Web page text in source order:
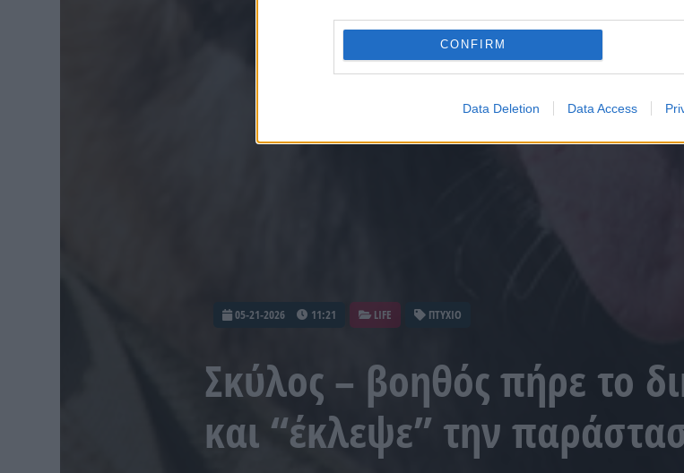
CONFIRM
Data Deletion Data Access
05-21-2026 11:21 LIFE ΠΤΥΧΙΟ
Σκύλος – βοηθός πήρε το
και “έκλεψε” την